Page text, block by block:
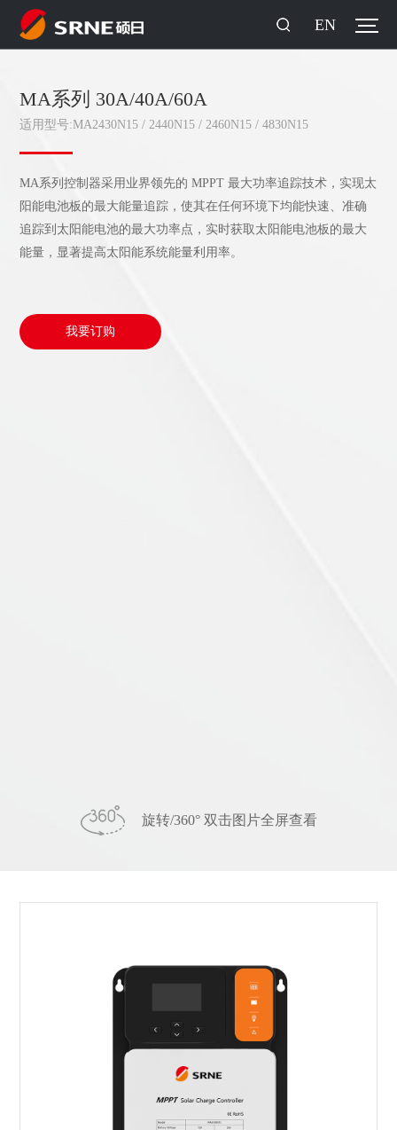
EN
MA系列 30A/40A/60A
适用型号:MA2430N15 / 2440N15 / 2460N15 / 4830N15
MA系列控制器采用业界领先的 MPPT 最大功率追踪技术，实现太
阳能电池板的最大能量追踪，使其在任何环境下均能快速、准确
追踪到太阳能电池的最大功率点，实时获取太阳能电池板的最大
能量，显著提高太阳能系统能量利用率。
我要订购
旋转/360° 双击图片全屏查看